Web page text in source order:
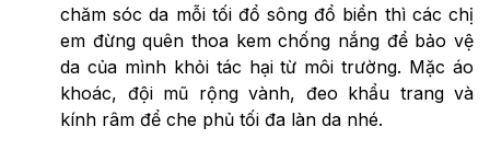
chăm sóc da mỗi tối đổ sông đổ biển thì các chị
em đừng quên thoa kem chống nắng để bảo vệ
da của mình khỏi tác hại từ môi trường. Mặc áo
khoác, đội mũ rộng vành, đeo khẩu trang và
kính râm để che phủ tối đa làn da nhé.